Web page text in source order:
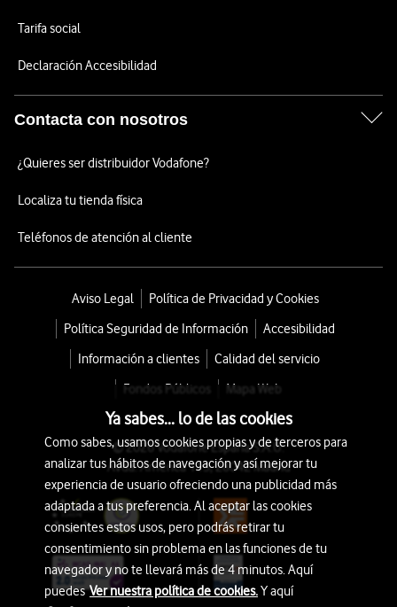
Tarifa social
Declaración Accesibilidad
Contacta con nosotros
¿Quieres ser distribuidor Vodafone?
Localiza tu tienda física
Teléfonos de atención al cliente
Aviso Legal
Política de Privacidad y Cookies
Política Seguridad de Información
Accesibilidad
Información a clientes
Calidad del servicio
Fondos Públicos
Mapa Web
© 2026 Vodafone España S.A.U.
Avda. América 115, 28042 Madrid
Ya sabes... lo de las cookies
Como sabes, usamos cookies propias y de terceros para
analizar tus hábitos de navegación y así mejorar tu
experiencia de usuario ofreciendo una publicidad más
adaptada a tus preferencia. Al aceptar las cookies
consientes estos usos, pero podrás retirar tu
consentimiento sin problema en las funciones de tu
navegador y no te llevará más de 4 minutos. Aquí
puedesVer nuestra política de cookies.Y aquí